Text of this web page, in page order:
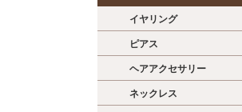
イヤリング
ピアス
ヘアアクセサリー
ネックレス